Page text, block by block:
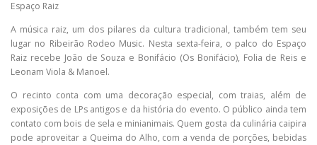
Espaço Raiz
A música raiz, um dos pilares da cultura tradicional, também tem seu
lugar no Ribeirão Rodeo Music. Nesta sexta-feira, o palco do Espaço
Raiz recebe João de Souza e Bonifácio (Os Bonifácio), Folia de Reis e
Leonam Viola & Manoel.
O recinto conta com uma decoração especial, com traias, além de
exposições de LPs antigos e da história do evento. O público ainda tem
contato com bois de sela e minianimais. Quem gosta da culinária caipira
pode aproveitar a Queima do Alho, com a venda de porções, bebidas